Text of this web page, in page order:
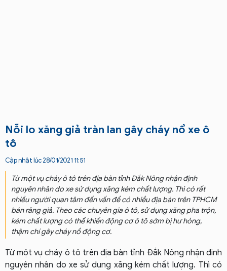
Nỗi lo xăng giả tràn lan gây cháy nổ xe ô
tô
Cập nhật lúc 28/01/2021 11:51
Từ một vụ cháy ô tô trên địa bàn tỉnh Đắk Nông nhận định
nguyên nhân do xe sử dụng xăng kém chất lượng. Thì có rất
nhiều người quan tâm đến vấn đề có nhiều địa bàn trên TPHCM
bán răng giả. Theo các chuyên gia ô tô, sử dụng xăng pha trộn,
kém chất lượng có thể khiến động cơ ô tô sớm bị hư hỏng,
thậm chí gây cháy nổ động cơ.
Từ một vụ cháy ô tô trên địa bàn tỉnh Đắk Nông nhận định
nguyên nhân do xe sử dụng xăng kém chất lượng. Thì có